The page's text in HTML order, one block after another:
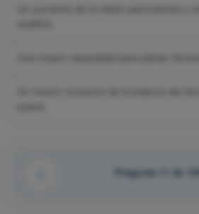
Pregunta 11 de 133